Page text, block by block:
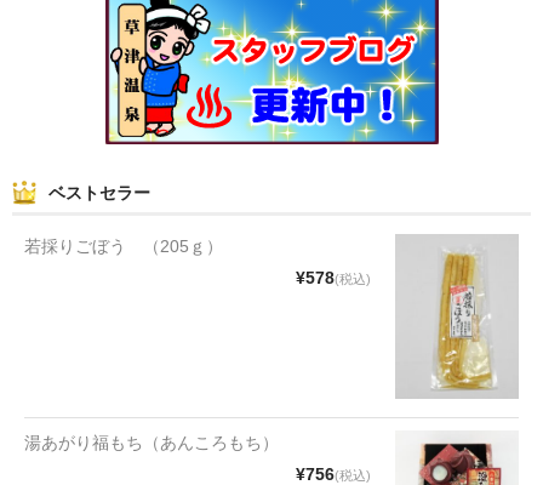
まんじゅう
スナック
煎餅
もち
ベストセラー
若採りごぼう （205ｇ）
¥578(税込)
湯あがり福もち（あんころもち）
¥756(税込)